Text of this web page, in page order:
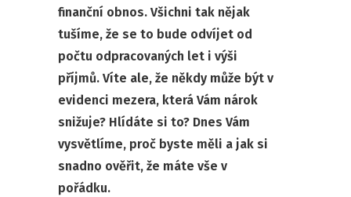
finanční obnos. Všichni tak nějak
tušíme, že se to bude odvíjet od
počtu odpracovaných let i výši
příjmů. Víte ale, že někdy může být v
evidenci mezera, která Vám nárok
snižuje? Hlídáte si to? Dnes Vám
vysvětlíme, proč byste měli a jak si
snadno ověřit, že máte vše v
pořádku.